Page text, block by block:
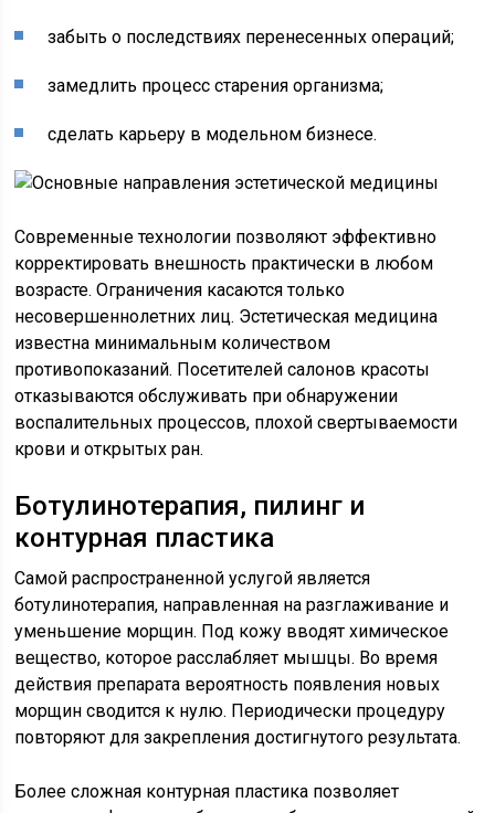
забыть о последствиях перенесенных операций;
замедлить процесс старения организма;
сделать карьеру в модельном бизнесе.
Современные технологии позволяют эффективно
корректировать внешность практически в любом
возрасте. Ограничения касаются только
несовершеннолетних лиц. Эстетическая медицина
известна минимальным количеством
противопоказаний. Посетителей салонов красоты
отказываются обслуживать при обнаружении
воспалительных процессов, плохой свертываемости
крови и открытых ран.
Ботулинотерапия, пилинг и
контурная пластика
Самой распространенной услугой является
ботулинотерапия, направленная на разглаживание и
уменьшение морщин. Под кожу вводят химическое
вещество, которое расслабляет мышцы. Во время
действия препарата вероятность появления новых
морщин сводится к нулю. Периодически процедуру
повторяют для закрепления достигнутого результата.
Более сложная контурная пластика позволяет